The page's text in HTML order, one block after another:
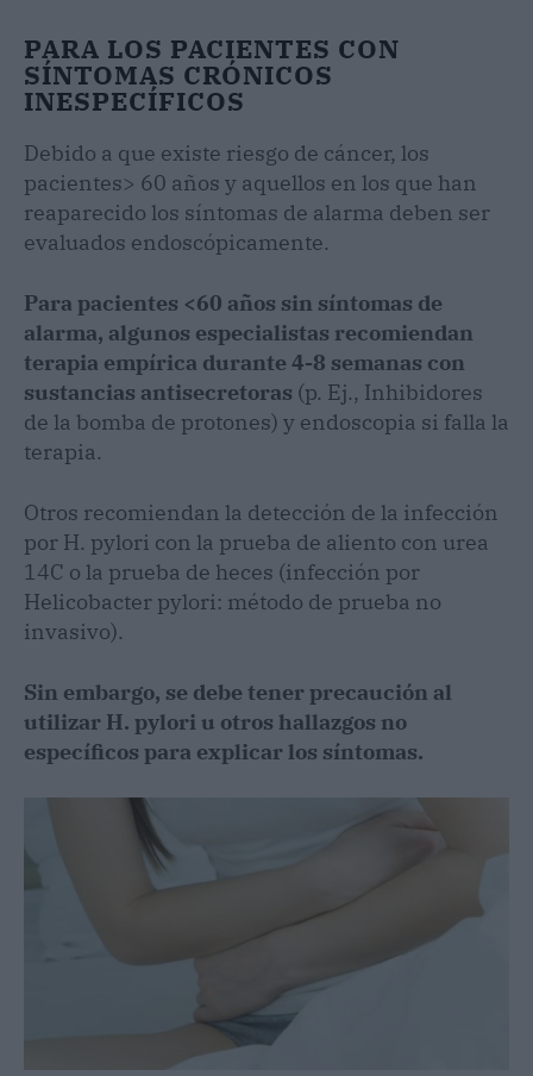
PARA LOS PACIENTES CON
SÍNTOMAS CRÓNICOS
INESPECÍFICOS
Debido a que existe riesgo de cáncer, los
pacientes> 60 años y aquellos en los que han
reaparecido los síntomas de alarma deben ser
evaluados endoscópicamente.
Para pacientes <60 años sin síntomas de
alarma, algunos especialistas recomiendan
terapia empírica durante 4-8 semanas con
sustancias antisecretoras (p. Ej., Inhibidores
de la bomba de protones) y endoscopia si falla la
terapia.
Otros recomiendan la detección de la infección
por H. pylori con la prueba de aliento con urea
14C o la prueba de heces (infección por
Helicobacter pylori: método de prueba no
invasivo).
Sin embargo, se debe tener precaución al
utilizar H. pylori u otros hallazgos no
específicos para explicar los síntomas.